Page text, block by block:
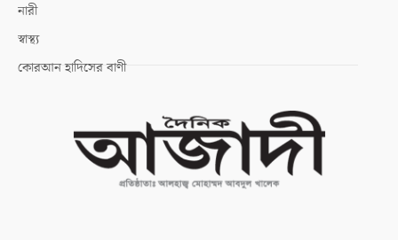
নারী
স্বাস্থ্য
কোরআন হাদিসের বাণী